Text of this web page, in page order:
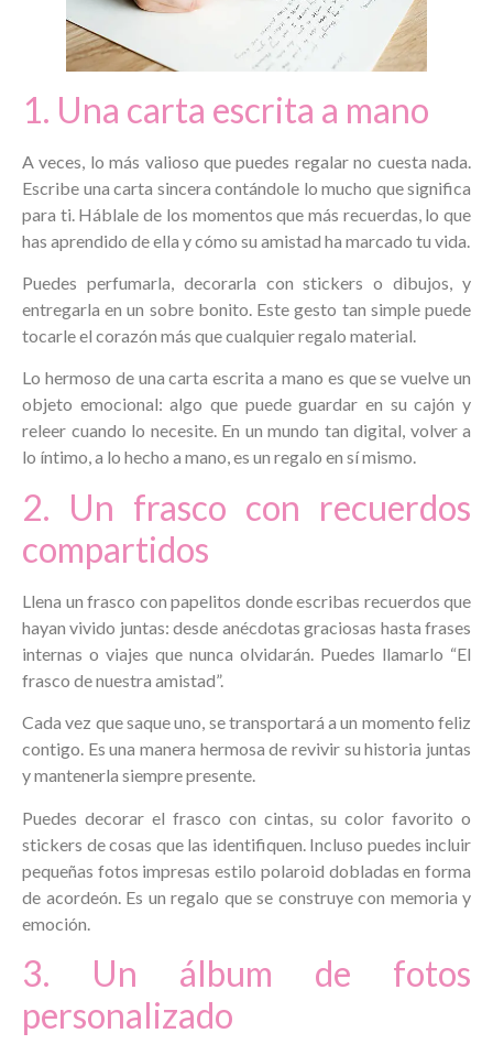
1. Una carta escrita a mano
A veces, lo más valioso que puedes regalar no cuesta nada.
Escribe una carta sincera contándole lo mucho que significa
para ti. Háblale de los momentos que más recuerdas, lo que
has aprendido de ella y cómo su amistad ha marcado tu vida.
Puedes perfumarla, decorarla con stickers o dibujos, y
entregarla en un sobre bonito. Este gesto tan simple puede
tocarle el corazón más que cualquier regalo material.
Lo hermoso de una carta escrita a mano es que se vuelve un
objeto emocional: algo que puede guardar en su cajón y
releer cuando lo necesite. En un mundo tan digital, volver a
lo íntimo, a lo hecho a mano, es un regalo en sí mismo.
2. Un frasco con recuerdos
compartidos
Llena un frasco con papelitos donde escribas recuerdos que
hayan vivido juntas: desde anécdotas graciosas hasta frases
internas o viajes que nunca olvidarán. Puedes llamarlo “El
frasco de nuestra amistad”.
Cada vez que saque uno, se transportará a un momento feliz
contigo. Es una manera hermosa de revivir su historia juntas
y mantenerla siempre presente.
Puedes decorar el frasco con cintas, su color favorito o
stickers de cosas que las identifiquen. Incluso puedes incluir
pequeñas fotos impresas estilo polaroid dobladas en forma
de acordeón. Es un regalo que se construye con memoria y
emoción.
3. Un álbum de fotos
personalizado